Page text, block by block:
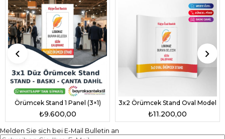
Örümcek Stand 1 Panel (3×1)
₺9.600,00
3x2 Örümcek Stand Oval Model
₺11.200,00
Melden Sie sich bei E-Mail Bulletin an